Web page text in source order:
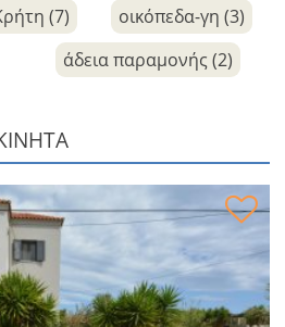
(7)
οικόπεδα-γη (3)
άδεια παραμονής (2)